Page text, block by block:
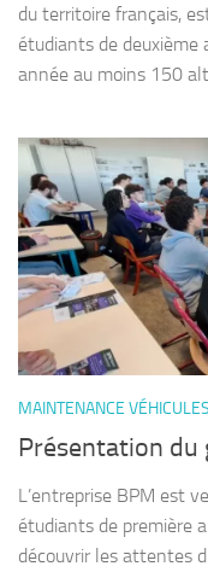
du territoire français,
étudiants de deuxième
année au moins 150
MAINTENANCE
Présentation du
L’entreprise BPM est
étudiants de première
découvrir les attentes